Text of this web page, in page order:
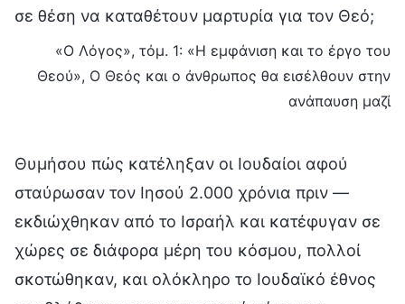
σε θέση να καταθέτουν μαρτυρία για τον Θεό;
«Ο Λόγος», τόμ. 1: «Η εμφάνιση και το έργο του
Θεού», Ο Θεός και ο άνθρωπος θα εισέλθουν στην
ανάπαυση μαζί
Θυμήσου πώς κατέληξαν οι Ιουδαίοι αφού
σταύρωσαν τον Ιησού 2.000 χρόνια πριν —
εκδιώχθηκαν από το Ισραήλ και κατέφυγαν σε
χώρες σε διάφορα μέρη του κόσμου, πολλοί
σκοτώθηκαν, και ολόκληρο το Ιουδαϊκό έθνος